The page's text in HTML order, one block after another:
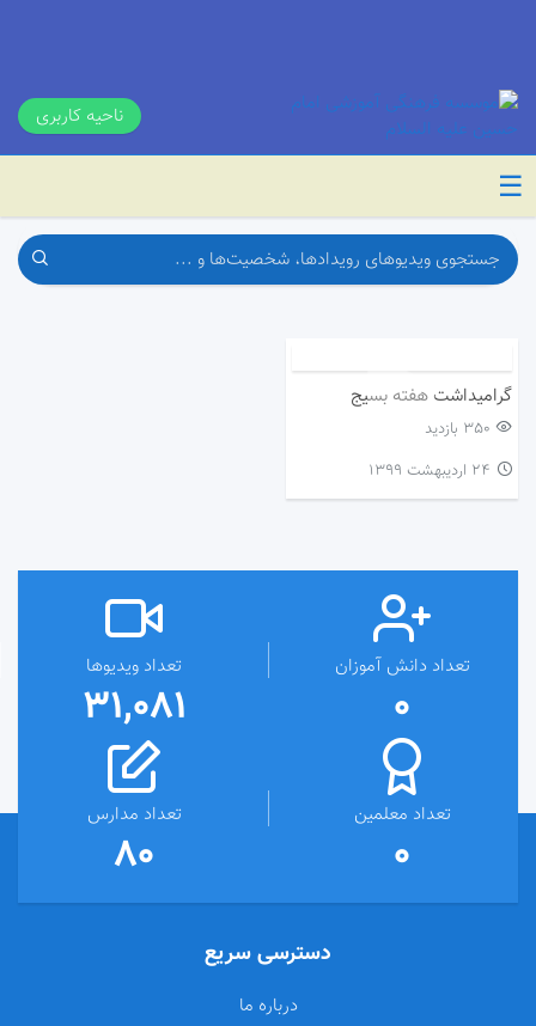
ناحیه کاربری
☰
گرامیداشت هفته بسیج
350 بازدید
۲۴ اردیبهشت ۱۳۹۹
تعداد دانش آموزان
0
تعداد ویدیوها
31,081
تعداد معلمین
0
تعداد مدارس
80
دسترسی سریع
درباره ما